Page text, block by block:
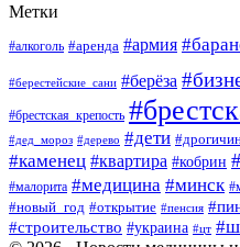
Метки
#алкоголь #аренда #армия
#берестейские_сани #берёза
#брестская_крепость
#дед_мороз #дерево #дети
#каменец #квартира #кобрин
#малорита #медицина #минск
#новый_год #открытие #пенсия
#строительство #украина #цт